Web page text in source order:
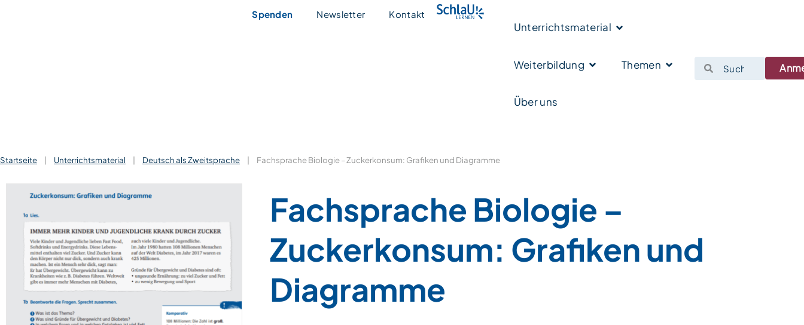
Spenden Newsletter Kontakt
Unterrichtsmaterial
Weiterbildung Themen
Über uns
Startseite | Unterrichtsmaterial | Deutsch als Zweitsprache | Fachsprache Biologie – Zuckerkonsum: Grafiken und Diagramme
Fachsprache Biologie –
Zuckerkonsum: Grafiken und
Diagramme